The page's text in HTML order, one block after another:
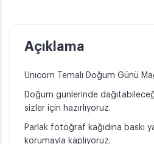
Açıklama
Unıcorn Temalı Doğum Günü
Doğum günlerinde
sizler için hazırlıyoruz.
Parlak fotoğraf kağıdına baskı
korumayla kaplıyoruz.